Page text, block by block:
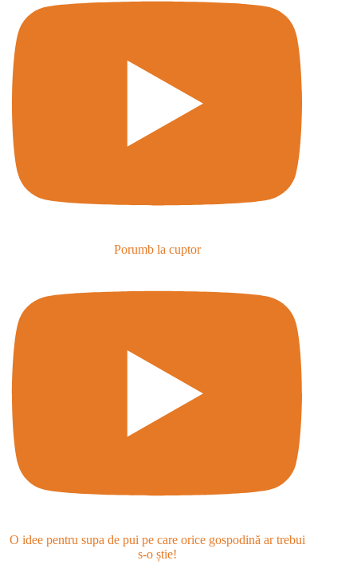
Porumb la cuptor
O idee pentru supa de pui pe care orice gospodină ar trebui
s-o știe!